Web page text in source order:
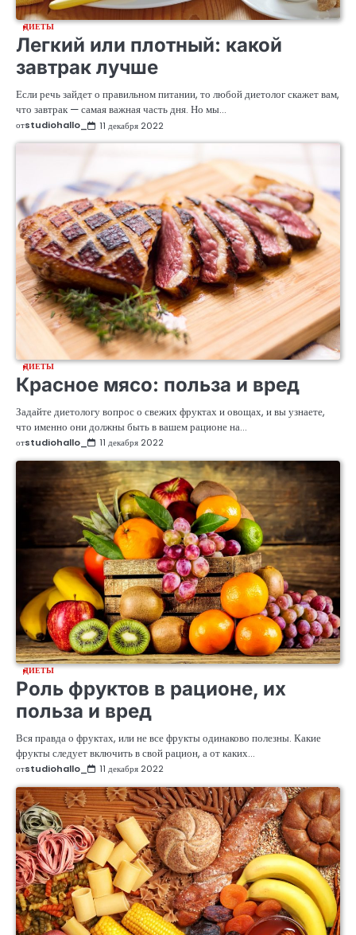
ДИЕТЫ
Легкий или плотный: какой
завтрак лучше
Если речь зайдет о правильном питании, то любой диетолог скажет вам,
что завтрак — самая важная часть дня. Но мы…
отstudiohallo_ 11 декабря 2022
ДИЕТЫ
Красное мясо: польза и вред
Задайте диетологу вопрос о свежих фруктах и овощах, и вы узнаете,
что именно они должны быть в вашем рационе на…
отstudiohallo_ 11 декабря 2022
ДИЕТЫ
Роль фруктов в рационе, их
польза и вред
Вся правда о фруктах, или не все фрукты одинаково полезны. Какие
фрукты следует включить в свой рацион, а от каких…
отstudiohallo_ 11 декабря 2022